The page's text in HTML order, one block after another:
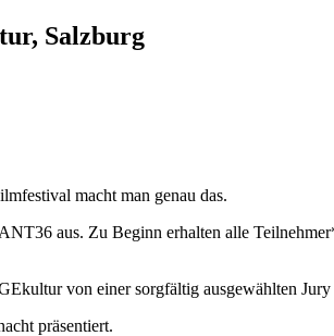
Salzburg
macht man genau das.
aus. Zu Beginn erhalten alle
von einer sorgfältig ausgewählten
präsentiert.